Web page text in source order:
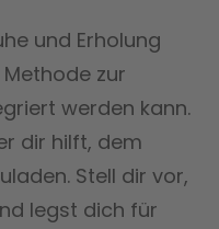
und Erholung
zur
werden kann.
dir hilft, dem
Stell dir vor,
legst dich für